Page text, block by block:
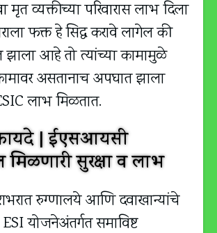
मृत व्यक्तीच्या परिवारास लाभ दिला
फक्त हे सिद्ध करावे लागेल की
झाला आहे तो त्यांच्या कामामुळे
असतानाच अपघात झाला
लाभ मिळतात.
| ईएसआयसी
मिळणारी सुरक्षा व लाभ
रुग्णालये आणि दवाखान्यांचे
योजनेअंतर्गत समाविष्ट